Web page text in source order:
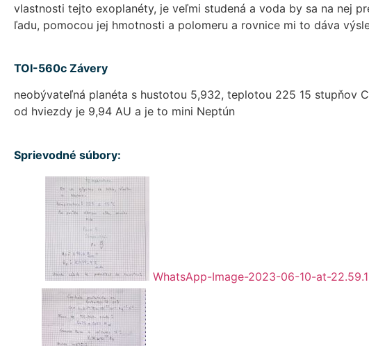
vlastnosti tejto exoplanéty, je veľmi studená a voda by sa na nej
ľadu, pomocou jej hmotnosti a polomeru a rovnice mi to dáva
TOI-560c Závery
neobývateľná planéta s hustotou 5,932, teplotou 225 15 stupňov
od hviezdy je 9,94 AU a je to mini Neptún
Sprievodné súbory:
WhatsApp-Image-2023-06-10-at-